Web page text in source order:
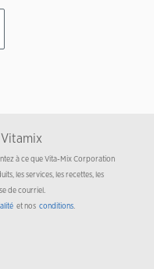
à ce que Vita-Mix Corporation
les services, les recettes, les
de courriel.
et nos conditions.